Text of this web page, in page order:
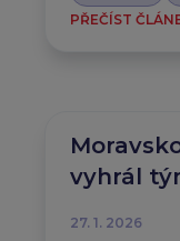
PŘEČÍST
vyhrál
27. 1. 2026